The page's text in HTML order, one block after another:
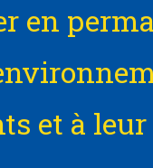
en
et à